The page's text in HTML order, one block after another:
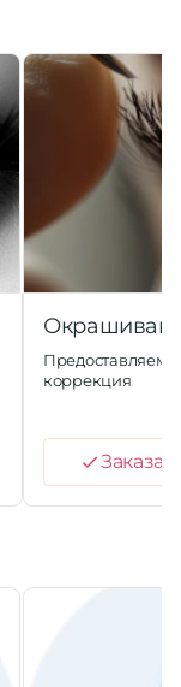
Предоставляем
коррекция